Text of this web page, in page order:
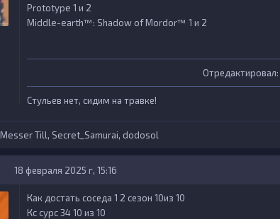
Prototype 1 и 2
Middle-earth™: Shadow of Mordor™ 1 и 2
Отредактировал:
Стульев нет, сидим на травке!
Messer Till, Secret_Samurai, dodosol
18 февраля 2025 г, 15:16
Как достать соседа 1 2 сезон 10из 10
Кс сурс 34 10 из 10